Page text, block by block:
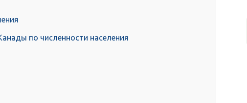
по численности населения